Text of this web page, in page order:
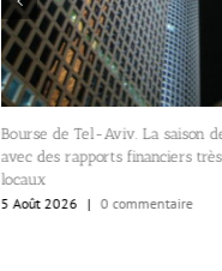
Bourse de Tel-Aviv. La saison
avec des rapports financiers
locaux
5 Août 2026 | 0 commentaire